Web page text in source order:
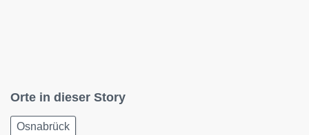
Orte in dieser Story
Osnabrück